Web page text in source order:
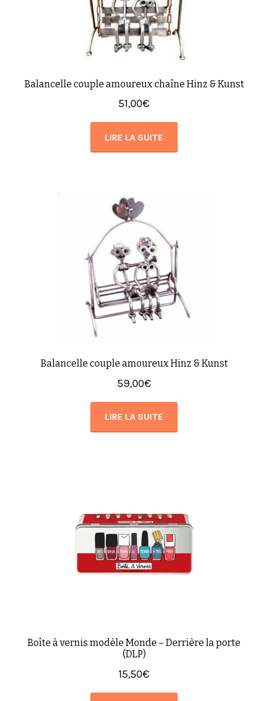
Balancelle couple amoureux chaîne Hinz & Kunst
51,00€
LIRE LA SUITE
Balancelle couple amoureux Hinz & Kunst
59,00€
LIRE LA SUITE
Boîte à vernis modèle Monde – Derrière la porte
(DLP)
15,50€